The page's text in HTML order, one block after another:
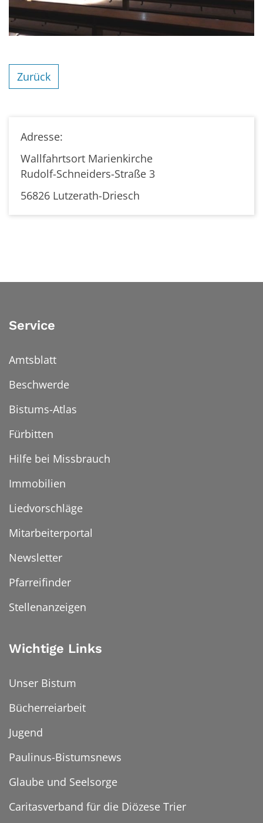
Zurück
Adresse:
Wallfahrtsort Marienkirche
Rudolf-Schneiders-Straße 3
56826 Lutzerath-Driesch
Service
Amtsblatt
Beschwerde
Bistums-Atlas
Fürbitten
Hilfe bei Missbrauch
Immobilien
Liedvorschläge
Mitarbeiterportal
Newsletter
Pfarreifinder
Stellenanzeigen
Wichtige Links
Unser Bistum
Bücherreiarbeit
Jugend
Paulinus-Bistumsnews
Glaube und Seelsorge
Caritasverband für die Diözese Trier